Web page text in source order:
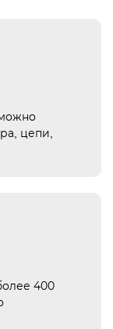
цепи,
400